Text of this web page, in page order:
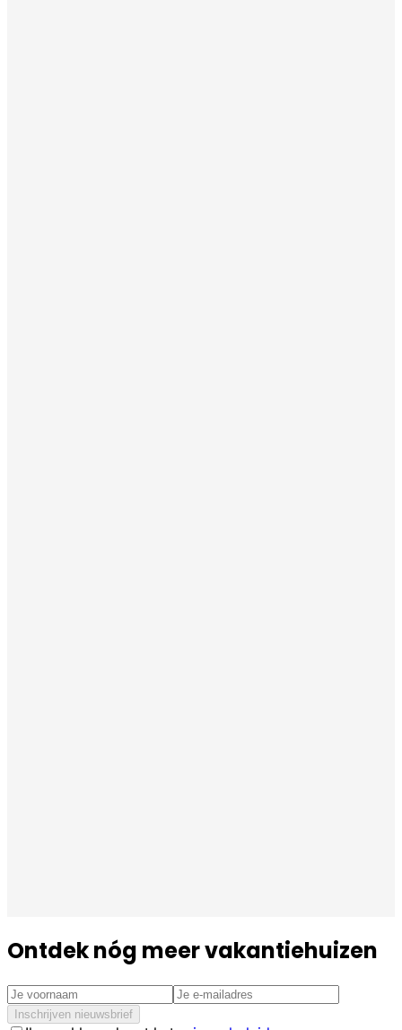
Ontdek nóg meer vakantiehuizen
Inschrijven nieuwsbrief